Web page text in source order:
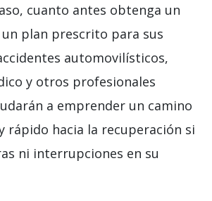
cuanto antes obtenga un
plan prescrito para sus
automovilísticos,
y otros profesionales
a emprender un camino
rápido hacia la recuperación si
ni interrupciones en su